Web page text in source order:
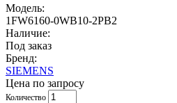
Модель:
1FW6160-0WB10-2PB2
Наличие:
Под заказ
Бренд:
SIEMENS
Цена по запросу
Количество